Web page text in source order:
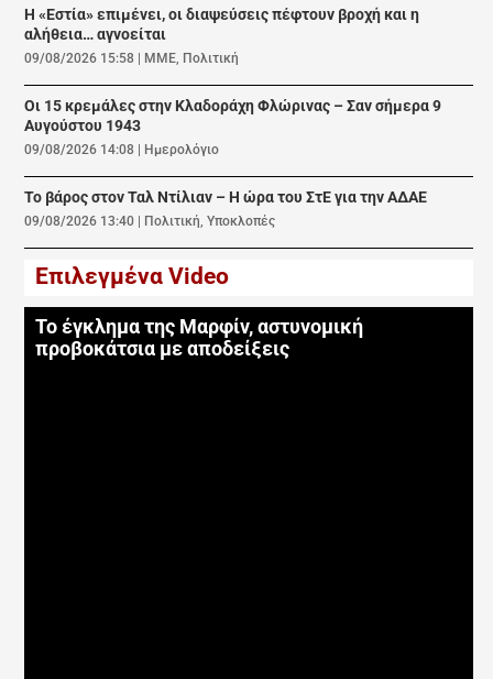
Η «Εστία» επιμένει, οι διαψεύσεις πέφτουν βροχή και η
αλήθεια… αγνοείται
09/08/2026 15:58 ΜΜΕ, Πολιτική
Οι 15 κρεμάλες στην Κλαδοράχη Φλώρινας – Σαν σήμερα 9
Αυγούστου 1943
09/08/2026 14:08 Ημερολόγιο
Το βάρος στον Ταλ Ντίλιαν – Η ώρα του ΣτΕ για την ΑΔΑΕ
09/08/2026 13:40 Πολιτική,Υποκλοπές
Επιλεγμένα Video
Το έγκλημα της Μαρφίν, αστυνομική
προβοκάτσια με αποδείξεις